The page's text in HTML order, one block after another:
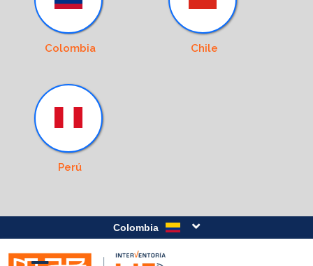
Colombia Chile
Perú
Colombia